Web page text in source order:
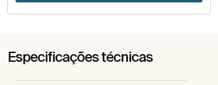
Especificações técnicas